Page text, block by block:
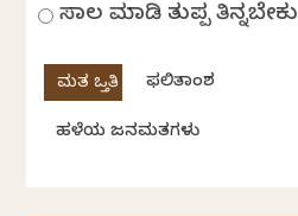
ಸಾಲ ಮಾಡಿ ತುಪ್ಪ ತಿನ್ನಬೇಕು
ಫಲಿತಾಂಶ
ಹಳೆಯ ಜನಮತಗಳು